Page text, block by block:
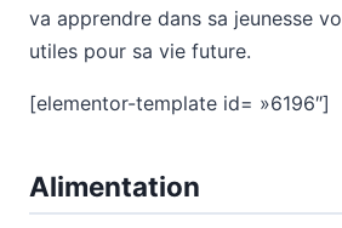
va apprendre dans sa jeunesse
utiles pour sa vie future.
[elementor-template id= »6196″]
Alimentation